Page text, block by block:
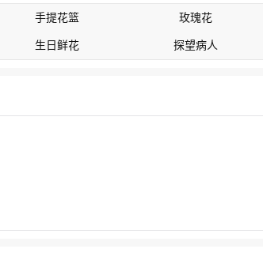
手提花篮 玫瑰花
生日鲜花 探望病人